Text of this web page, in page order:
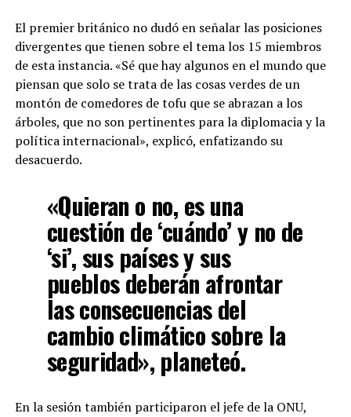
El premier británico no dudó en señalar las posiciones
divergentes que tienen sobre el tema los 15 miembros
de esta instancia. «Sé que hay algunos en el mundo que
piensan que solo se trata de las cosas verdes de un
montón de comedores de tofu que se abrazan a los
árboles, que no son pertinentes para la diplomacia y la
política internacional», explicó, enfatizando su
desacuerdo.
«Quieran o no, es una
cuestión de ‘cuándo’ y no de
‘si’, sus países y sus
pueblos deberán afrontar
las consecuencias del
cambio climático sobre la
seguridad», planeteó.
En la sesión también participaron el jefe de la ONU,